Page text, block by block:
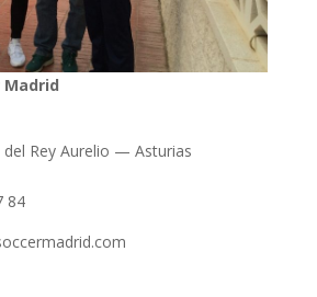
Madrid
del Rey Aurelio — Asturias
84